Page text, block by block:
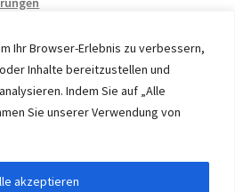
Ihr Browser-Erlebnis zu verbessern,
Inhalte bereitzustellen und
Indem Sie auf „Alle
Sie unserer Verwendung von
akzeptieren
member of the ERUON